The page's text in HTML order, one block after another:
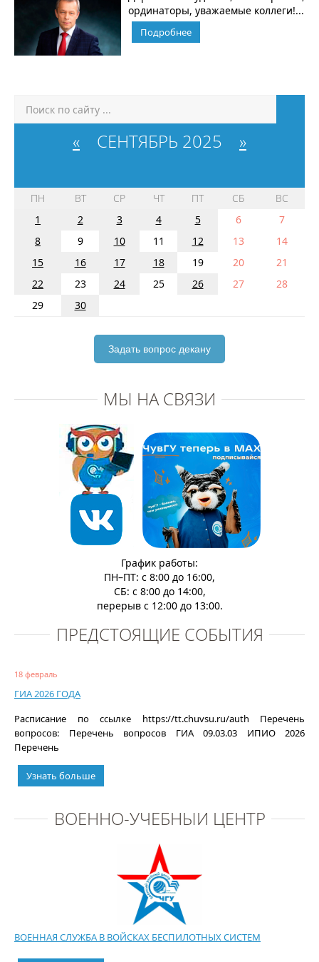
ординаторы, уважаемые коллеги!...
Подробнее
« СЕНТЯБРЬ 2025 »
ПН ВТ СР ЧТ ПТ СБ
ВС
1
2 3 4 5 6
7
8
9 10 11 12 13
14
15
16 17 18 19 20
21
22
23 24 25 26 27
28
29
30
Задать вопрос декану
МЫ НА СВЯЗИ
График работы:
ПН–ПТ: с 8:00 до 16:00,
СБ: с 8:00 до 14:00,
перерыв с 12:00 до 13:00.
ПРЕДСТОЯЩИЕ СОБЫТИЯ
18 февраль
ГИА 2026 ГОДА
Расписание по ссылке https://tt.chuvsu.ru/auth Перечень
вопросов: Перечень вопросов ГИА 09.03.03 ИПИО 2026
Перечень
Узнать больше
ВОЕННО-УЧЕБНЫЙ ЦЕНТР
ВОЕННАЯ СЛУЖБА В ВОЙСКАХ БЕСПИЛОТНЫХ СИСТЕМ